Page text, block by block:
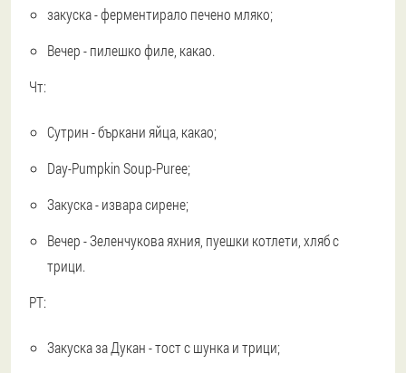
закуска - ферментирало печено мляко;
Вечер - пилешко филе, какао.
Чт:
Сутрин - бъркани яйца, какао;
Day-Pumpkin Soup-Puree;
Закуска - извара сирене;
Вечер - Зеленчукова яхния, пуешки котлети, хляб с
трици.
PT:
Закуска за Дукан - тост с шунка и трици;